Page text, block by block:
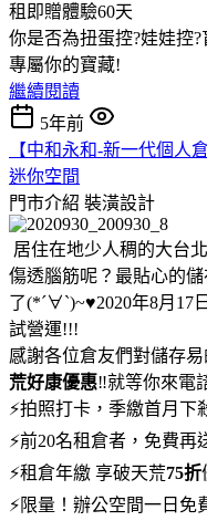
租即贈體驗60天
你是否為扭蛋控?娃娃控
專屬你的寶藏!
繼續閱讀
5年前
【中和永和-新一代個人
迷你空間
門市介紹 裝潢設計
居住在地少人稠的大台
傷透腦筋呢？最貼心的
了(*´∀`)~♥2020年8月17
試營運!!!
感謝各位倉友們對儲存
荒好康優惠‼️就等你來電
⚡拍照打卡，季繳首月下
⚡前20名租倉者，免費再
⚡租倉年繳 享破天荒75折
⚡限量！辦公空間一日免